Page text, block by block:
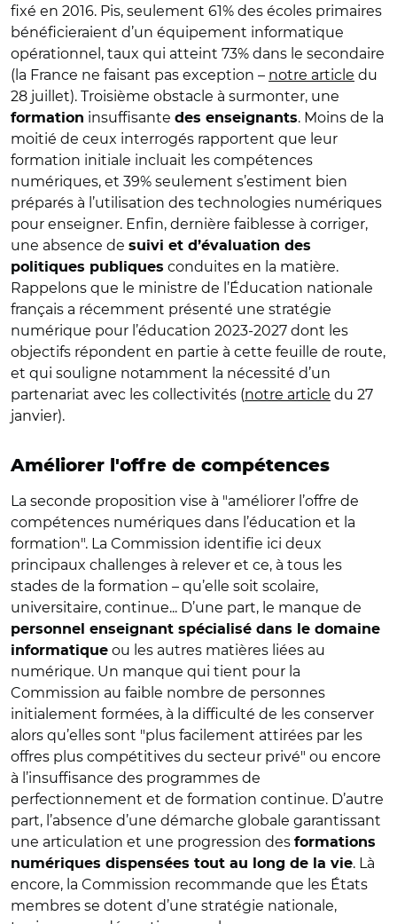
fixé en 2016. Pis, seulement 61% des écoles primaires
bénéficieraient d’un équipement informatique
opérationnel, taux qui atteint 73% dans le secondaire
(la France ne faisant pas exception – notre article du
28 juillet). Troisième obstacle à surmonter, une
formation insuffisante des enseignants. Moins de la
moitié de ceux interrogés rapportent que leur
formation initiale incluait les compétences
numériques, et 39% seulement s’estiment bien
préparés à l’utilisation des technologies numériques
pour enseigner. Enfin, dernière faiblesse à corriger,
une absence de suivi et d’évaluation des
politiques publiques conduites en la matière.
Rappelons que le ministre de l’Éducation nationale
français a récemment présenté une stratégie
numérique pour l’éducation 2023-2027 dont les
objectifs répondent en partie à cette feuille de route,
et qui souligne notamment la nécessité d’un
partenariat avec les collectivités (notre article du 27
janvier).
Améliorer l'offre de compétences
La seconde proposition vise à "améliorer l’offre de
compétences numériques dans l’éducation et la
formation". La Commission identifie ici deux
principaux challenges à relever et ce, à tous les
stades de la formation – qu’elle soit scolaire,
universitaire, continue... D’une part, le manque de
personnel enseignant spécialisé dans le domaine
informatique ou les autres matières liées au
numérique. Un manque qui tient pour la
Commission au faible nombre de personnes
initialement formées, à la difficulté de les conserver
alors qu’elles sont "plus facilement attirées par les
offres plus compétitives du secteur privé" ou encore
à l’insuffisance des programmes de
perfectionnement et de formation continue. D’autre
part, l’absence d’une démarche globale garantissant
une articulation et une progression des formations
numériques dispensées tout au long de la vie. Là
encore, la Commission recommande que les États
membres se dotent d’une stratégie nationale,